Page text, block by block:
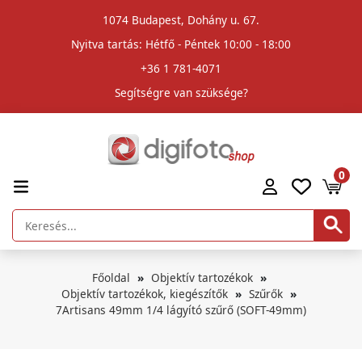
1074 Budapest, Dohány u. 67.
Nyitva tartás: Hétfő - Péntek 10:00 - 18:00
+36 1 781-4071
Segítségre van szüksége?
0
Főoldal
Objektív tartozékok
Objektív tartozékok, kiegészítők
Szűrők
7Artisans 49mm 1/4 lágyító szűrő (SOFT-49mm)